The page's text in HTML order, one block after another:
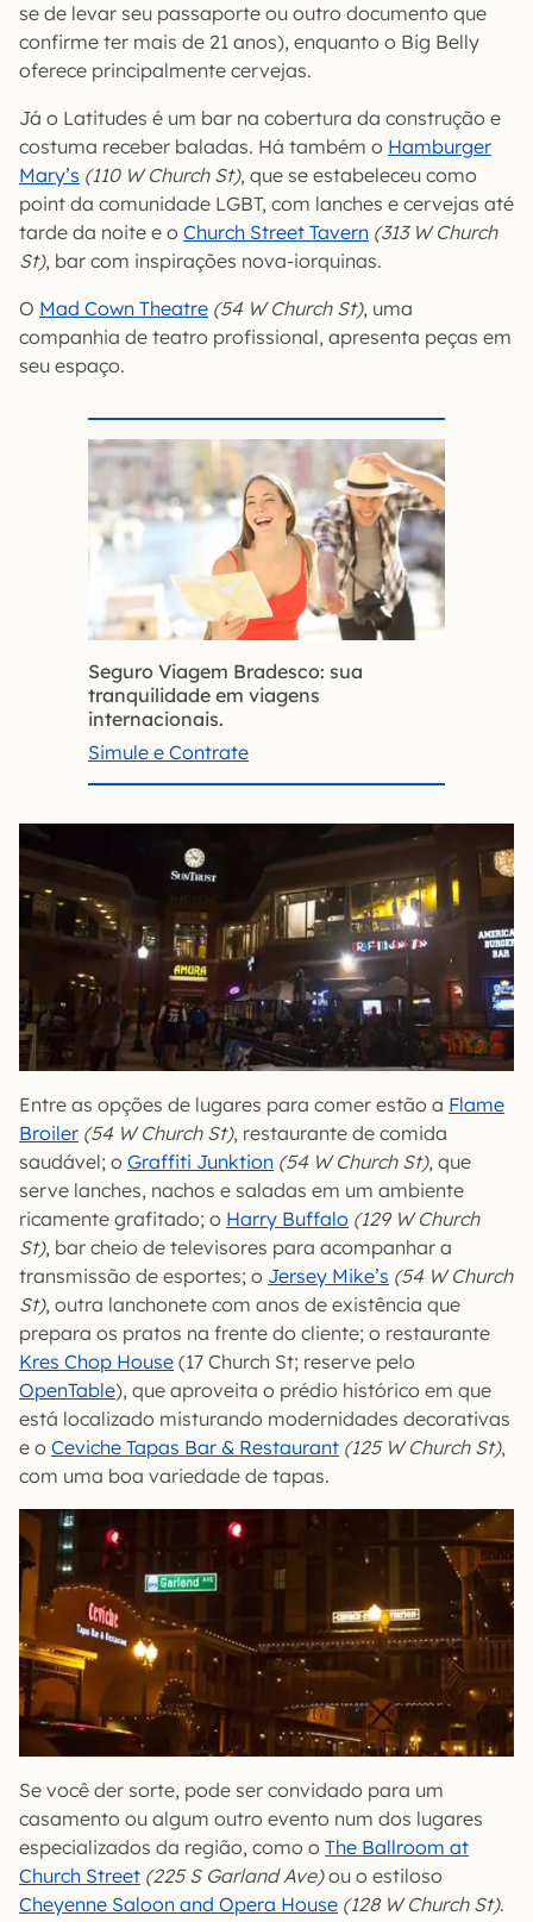
se de levar seu passaporte ou outro documento que
confirme ter mais de 21 anos), enquanto o Big Belly
oferece principalmente cervejas.
Já o Latitudes é um bar na cobertura da construção e
costuma receber baladas. Há também o Hamburger
Mary’s (110 W Church St), que se estabeleceu como
point da comunidade LGBT, com lanches e cervejas até
tarde da noite e o Church Street Tavern (313 W Church
St), bar com inspirações nova-iorquinas.
O Mad Cown Theatre (54 W Church St), uma
companhia de teatro profissional, apresenta peças em
seu espaço.
Seguro Viagem Bradesco: sua
tranquilidade em viagens
internacionais.
Simule e Contrate
Entre as opções de lugares para comer estão a Flame
Broiler (54 W Church St), restaurante de comida
saudável; o Graffiti Junktion (54 W Church St), que
serve lanches, nachos e saladas em um ambiente
ricamente grafitado; o Harry Buffalo (129 W Church
St), bar cheio de televisores para acompanhar a
transmissão de esportes; o Jersey Mike’s (54 W Church
St), outra lanchonete com anos de existência que
prepara os pratos na frente do cliente; o restaurante
Kres Chop House (17 Church St; reserve pelo
OpenTable), que aproveita o prédio histórico em que
está localizado misturando modernidades decorativas
e o Ceviche Tapas Bar & Restaurant (125 W Church St),
com uma boa variedade de tapas.
Se você der sorte, pode ser convidado para um
casamento ou algum outro evento num dos lugares
especializados da região, como o The Ballroom at
Church Street (225 S Garland Ave)ou o estiloso
Cheyenne Saloon and Opera House (128 W Church St).